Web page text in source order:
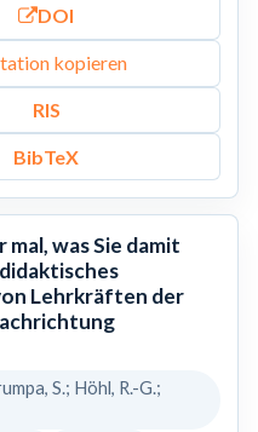
DOI
kopieren
RIS
BibTeX
mal, was Sie damit
Lehrkräften der
S.; Höhl, R.-G.;